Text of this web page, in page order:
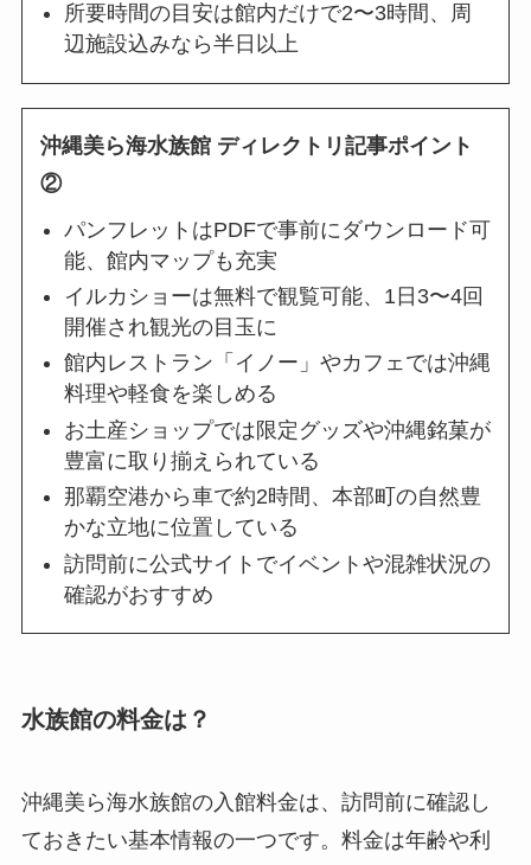
所要時間の目安は館内だけで2〜3時間、周
辺施設込みなら半日以上
沖縄美ら海水族館 ディレクトリ記事ポイント
②
パンフレットはPDFで事前にダウンロード可
能、館内マップも充実
イルカショーは無料で観覧可能、1日3〜4回
開催され観光の目玉に
館内レストラン「イノー」やカフェでは沖縄
料理や軽食を楽しめる
お土産ショップでは限定グッズや沖縄銘菓が
豊富に取り揃えられている
那覇空港から車で約2時間、本部町の自然豊
かな立地に位置している
訪問前に公式サイトでイベントや混雑状況の
確認がおすすめ
水族館の料金は？
沖縄美ら海水族館の入館料金は、訪問前に確認し
ておきたい基本情報の一つです。料金は年齢や利